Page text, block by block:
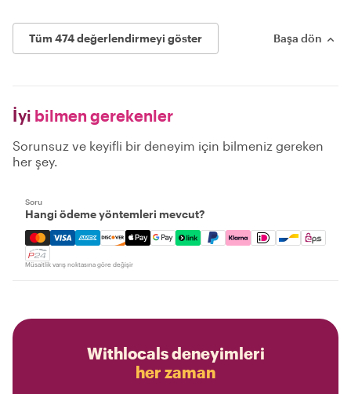
Tüm 474 değerlendirmeyi göster Başa dön
İyi bilmen gerekenler
Sorunsuz ve keyifli bir deneyim için bilmeniz gereken
her şey.
Soru
Hangi ödeme yöntemleri mevcut?
Mastercard, Visa, Amex, Discover, Apple Pay, Google
Müsaitlik varış noktasına göre değişir
Withlocals deneyimleri
her zaman